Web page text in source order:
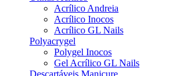
Acrílico Andreia
Acrílico Inocos
Acrílico GL Nails
Polyacrygel
Polygel Inocos
Gel Acrílico GL Nails
Descartáveis Manicure